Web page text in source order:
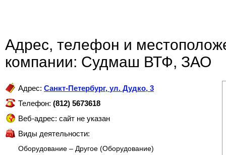
Адрес, телефон и
компании: Судмаш ВТФ, ЗАО
Адрес: Санкт-Петербург, ул. Дудко, 3
Телефон: (812) 5673618
Веб-адрес: сайт не указан
Виды деятельности:
Оборудование – Другое (Оборудование)